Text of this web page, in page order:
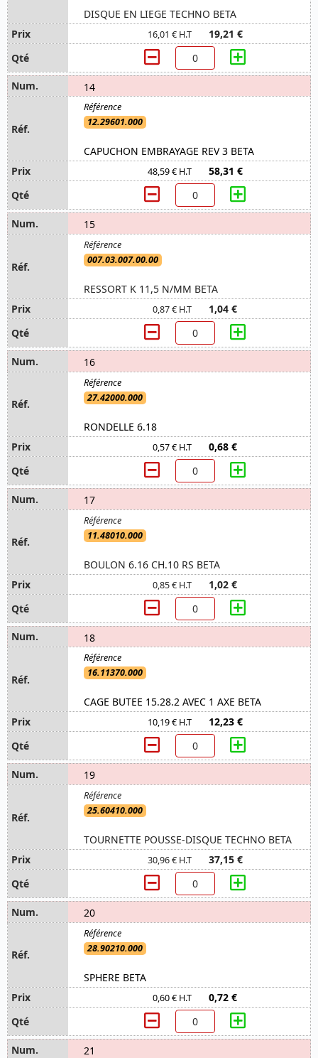
DISQUE EN LIEGE TECHNO BETA
16,01 € H.T 19,21 €
14
12.29601.000
CAPUCHON EMBRAYAGE REV 3 BETA
48,59 € H.T 58,31 €
15
007.03.007.00.00
RESSORT K 11,5 N/MM BETA
0,87 € H.T 1,04 €
16
27.42000.000
RONDELLE 6.18
0,57 € H.T 0,68 €
17
11.48010.000
BOULON 6.16 CH.10 RS BETA
0,85 € H.T 1,02 €
18
16.11370.000
CAGE BUTEE 15.28.2 AVEC 1 AXE BETA
10,19 € H.T 12,23 €
19
25.60410.000
TOURNETTE POUSSE-DISQUE TECHNO BETA
30,96 € H.T 37,15 €
20
28.90210.000
SPHERE BETA
0,60 € H.T 0,72 €
21